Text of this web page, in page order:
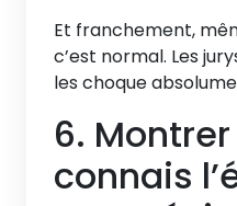
Et franchement,
c’est normal. Les
les choque
6.
connais